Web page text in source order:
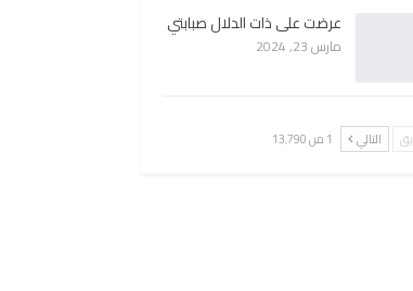
عرضت على ذات الدلال صبابتي
مارس 23, 2024
التالي 1 من 13٬790